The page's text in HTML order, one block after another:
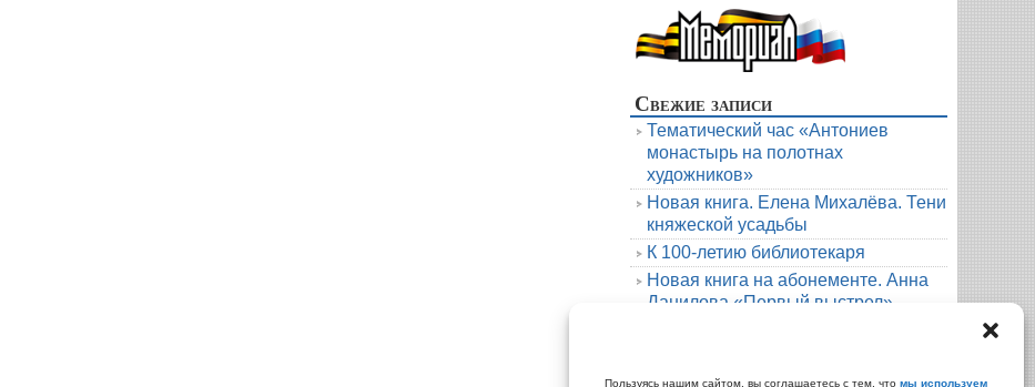
Пользуясь нашим сайтом, вы соглашаетесь с тем, что мы используем
Свежие записи
Тематический час «Антониев
монастырь на полотнах
художников»
Новая книга. Елена Михалёва. Тени
княжеской усадьбы
К 100-летию библиотекаря
Новая книга на абонементе. Анна
Данилова «Первый выстрел»